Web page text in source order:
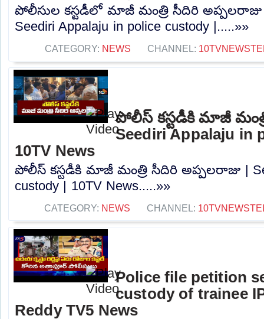
పోలీసుల కస్టడీలో మాజీ మంత్రి సీదిరి అప్పలరాజు |
Seediri Appalaju in police custody |.....»»
CATEGORY: NEWS CHANNEL:
పోలీస్ కస్టడీకి మాజీ
Seediri Appalaju in
10TV News
పోలీస్ కస్టడీకి మాజీ మంత్రి సీదిరి అప్పలరాజు |
custody | 10TV News.....»»
CATEGORY: NEWS CHANNEL:
Police file petition
custody of trainee
Reddy TV5 News